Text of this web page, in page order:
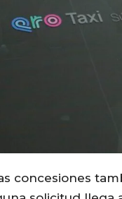
concesiones